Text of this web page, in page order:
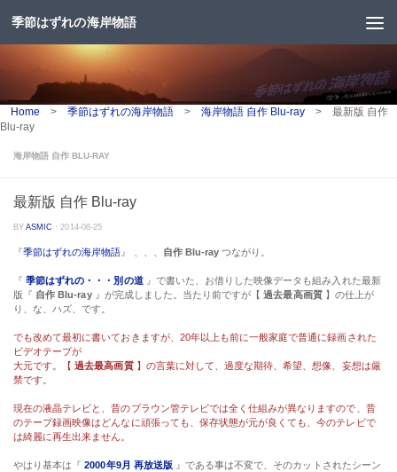
コンテンツへスキップ
季節はずれの海岸物語
Home > 季節はずれの海岸物語 > 海岸物語 自作 Blu-ray > 最新版 自作
Blu-ray
海岸物語 自作 BLU-RAY
最新版 自作 Blu-ray
BYASMIC ·2014-08-25
『季節はずれの海岸物語 』 、、、 自作 Blu-ray つながり。
『季節はずれの・・・別の道』で書いた、お借りした映像データも組み入れた最新
版『 自作 Blu-ray』が完成しました。当たり前ですが【過去最高画質】の仕上が
り、な、ハズ、です。
でも改めて最初に書いておきますが、20年以上も前に一般家庭で普通に録画された
ビデオテープが
大元です。【過去最高画質】の言葉に対して、過度な期待、希望、想像、妄想は厳
禁です。
現在の液晶テレビと、昔のブラウン管テレビでは全く仕組みが異なりますので、昔
のテープ録画映像はどんなに頑張っても、保存状態が元が良くても、今のテレビで
は綺麗に再生出来ません。
やはり基本は『2000年9月 再放送版 』である事は不変で、そのカットされたシーン